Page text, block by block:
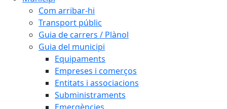
Com arribar-hi
Transport públic
Guia de carrers / Plànol
Guia del municipi
Equipaments
Empreses i comerços
Entitats i associacions
Subministraments